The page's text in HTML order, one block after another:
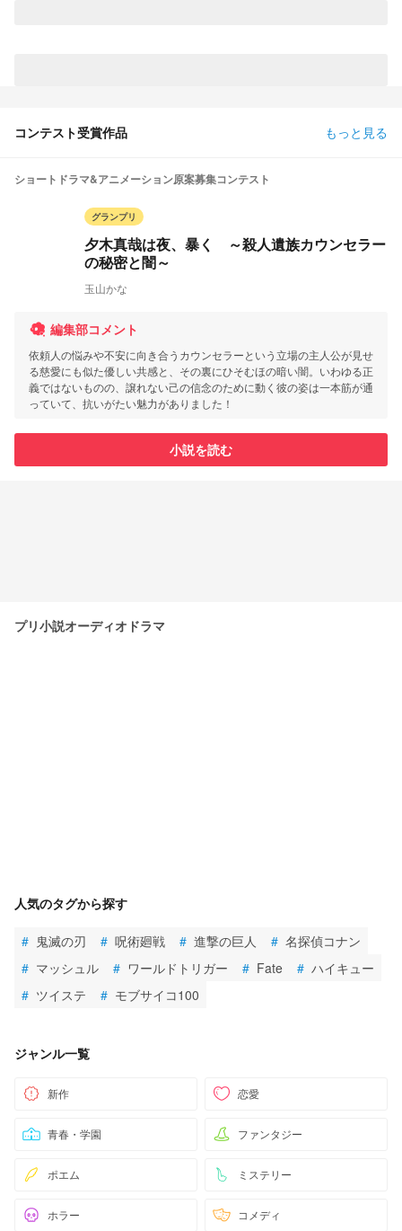
コンテスト受賞作品 もっと見る
ショートドラマ&アニメーション原案募集コンテスト
グランプリ
夕木真哉は夜、暴く ～殺人遺族カウンセラー
の秘密と闇～
玉山かな
編集部コメント
依頼人の悩みや不安に向き合うカウンセラーという立場の主人公が見せ
る慈愛にも似た優しい共感と、その裏にひそむほの暗い闇。いわゆる正
義ではないものの、譲れない己の信念のために動く彼の姿は一本筋が通
っていて、抗いがたい魅力がありました！
小説を読む
プリ小説オーディオドラマ
人気のタグから探す
# 鬼滅の刃 # 呪術廻戦 # 進撃の巨人 # 名探偵コナン
# マッシュル # ワールドトリガー # Fate # ハイキュー
# ツイステ # モブサイコ100
ジャンル一覧
新作 恋愛
青春・学園 ファンタジー
ポエム ミステリー
ホラー コメディ